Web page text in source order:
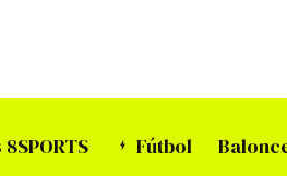
Fútbol